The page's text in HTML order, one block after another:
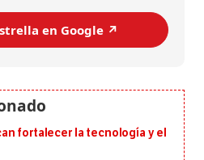
en Google ↗️
fortalecer la tecnología y el